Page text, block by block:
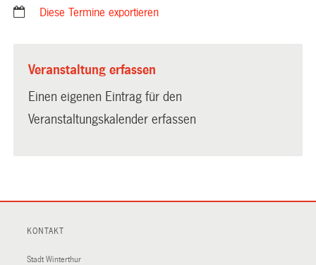
Diese Termine exportieren
Veranstaltung erfassen
Einen eigenen Eintrag für den
Veranstaltungskalender erfassen
KONTAKT
Stadt Winterthur